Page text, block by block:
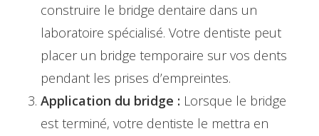
construire le bridge dentaire dans un
laboratoire spécialisé. Votre dentiste peut
placer un bridge temporaire sur vos dents
pendant les prises d’empreintes.
Application du bridge : Lorsque le bridge
est terminé, votre dentiste le mettra en